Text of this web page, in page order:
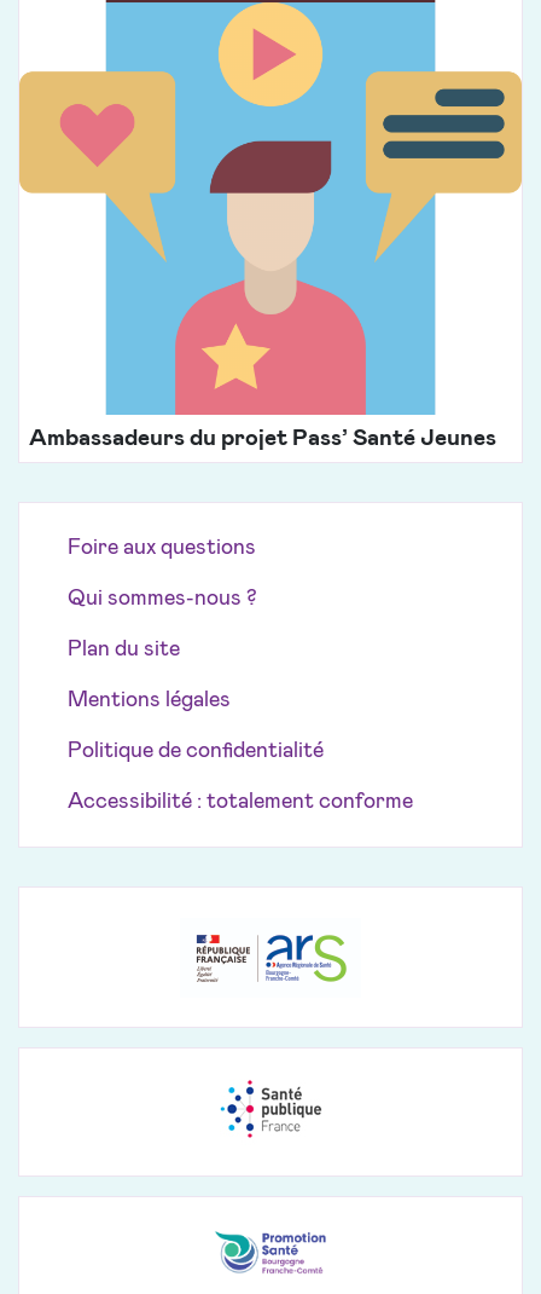
Ambassadeurs du projet Pass’ Santé Jeunes
Foire aux questions
Qui sommes-nous ?
Plan du site
Mentions légales
Politique de confidentialité
Accessibilité : totalement conforme